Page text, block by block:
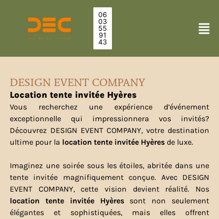
06
03
55
91
43
DESIGN EVENT COMPANY
Location tente invitée Hyères
Vous recherchez une expérience d’événement
exceptionnelle qui impressionnera vos invités?
Découvrez DESIGN EVENT COMPANY, votre destination
ultime pour la location tente invitée Hyères de luxe.
Imaginez une soirée sous les étoiles, abritée dans une
tente invitée magnifiquement conçue. Avec DESIGN
EVENT COMPANY, cette vision devient réalité. Nos
location tente invitéeHyèressont non seulement
élégantes et sophistiquées, mais elles offrent